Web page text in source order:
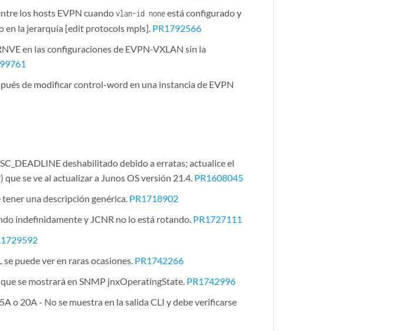
los hosts EVPN cuandovlan-id noneestá configurado y
en la jerarquía [edit protocols mpls]. PR1792566
en las configuraciones de EVPN-VXLAN sin la
de modificar control-word en una instancia de EVPN
deshabilitado debido a erratas; actualice el
se ve al actualizar a Junos OS versión 21.4. PR1608045
tener una descripción genérica. PR1718902
indefinidamente y JCNR no lo está rotando. PR1727111
puede ver en raras ocasiones. PR1742266
se mostrará en SNMP jnxOperatingState. PR1742996
20A - No se muestra en la salida CLI y debe verificarse